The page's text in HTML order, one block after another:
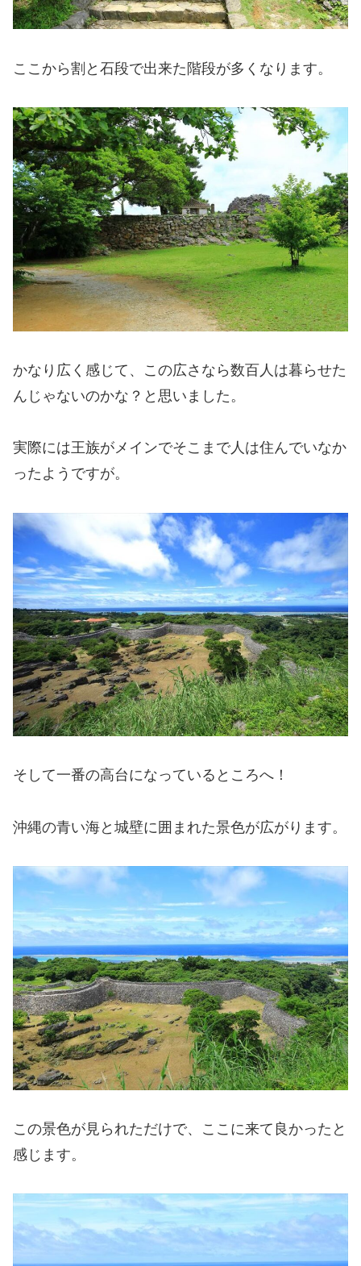
ここから割と石段で出来た階段が多くなります。
かなり広く感じて、この広さなら数百人は暮らせた
んじゃないのかな？と思いました。
実際には王族がメインでそこまで人は住んでいなか
ったようですが。
そして一番の高台になっているところへ！
沖縄の青い海と城壁に囲まれた景色が広がります。
この景色が見られただけで、ここに来て良かったと
感じます。